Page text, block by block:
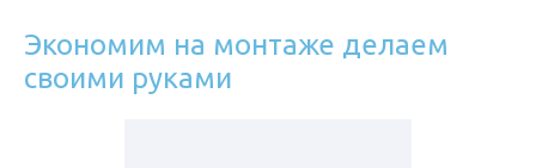
Экономим на монтаже делаем
своими руками